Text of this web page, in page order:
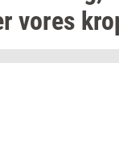
vores